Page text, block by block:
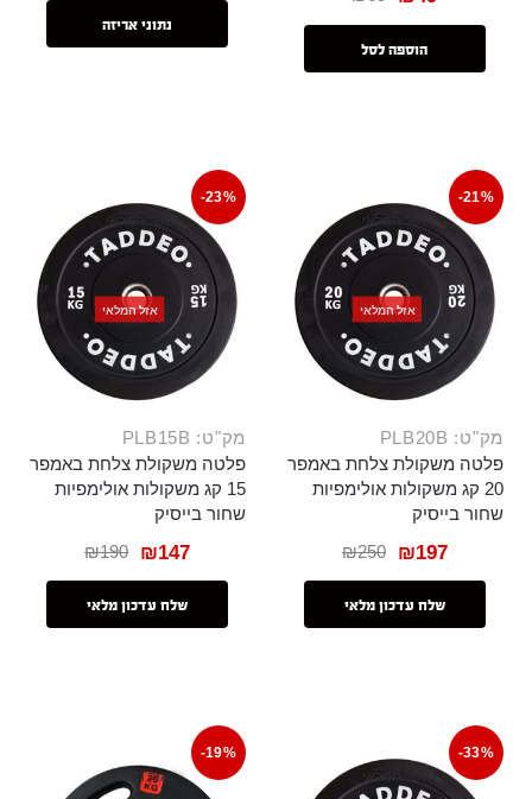
הוספה לסל
נתוני אריזה
-21%
אזל המלאי
אזל המלאי
מק"ט: PLB20B
פלטה משקולת צלחת באמפר
20 קג משקולות אולימפיות
שחור בייסיק
₪250 ₪197
שלח עדכון מלאי
-23%
אזל המלאי
אזל המלאי
מק"ט: PLB15B
פלטה משקולת צלחת באמפר
15 קג משקולות אולימפיות
שחור בייסיק
₪190 ₪147
שלח עדכון מלאי
-33%
אזל המלאי
-19%
אזל המלאי